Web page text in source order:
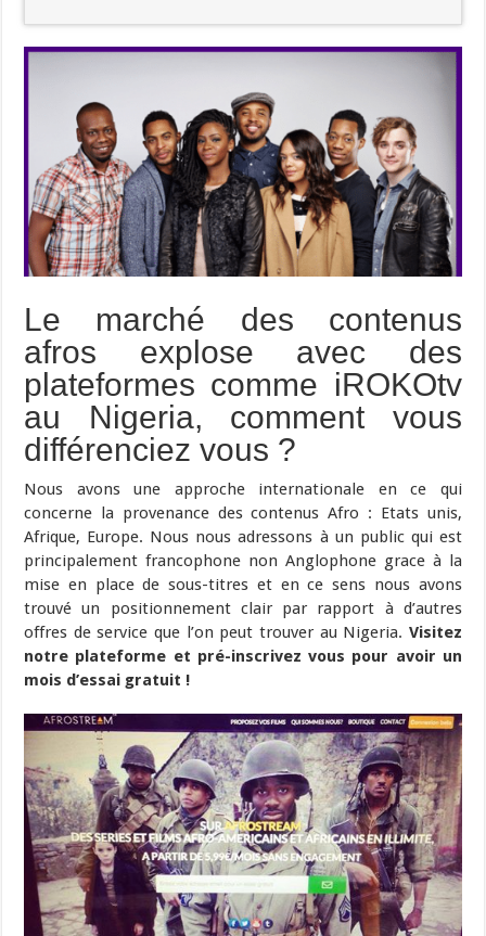
Le marché des contenus
afros explose avec des
plateformes comme iROKOtv
au Nigeria, comment vous
différenciez vous ?
Nous avons une approche internationale en ce qui
concerne la provenance des contenus Afro : Etats unis,
Afrique, Europe. Nous nous adressons à un public qui est
principalement francophone non Anglophone grace à la
mise en place de sous-titres et en ce sens nous avons
trouvé un positionnement clair par rapport à d’autres
offres de service que l’on peut trouver au Nigeria. Visitez
notre plateforme et pré-inscrivez vous pour avoir un
mois d’essai gratuit !